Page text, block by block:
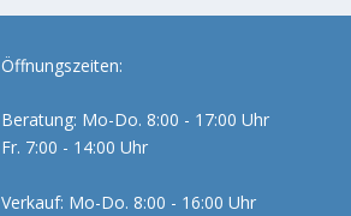
Öffnungszeiten:
Beratung: Mo-Do. 8:00 - 17:00 Uhr
Fr. 7:00 - 14:00 Uhr
Verkauf: Mo-Do. 8:00 - 16:00 Uhr